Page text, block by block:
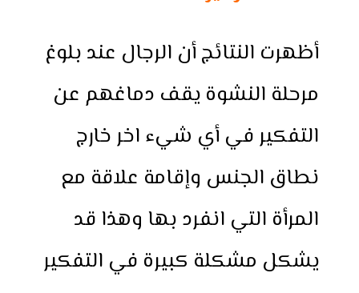
أظهرت النتائج أن الرجال عند بلوغ
مرحلة النشوة يقف دماغهم عن
التفكير في أي شيء اخر خارج
نطاق الجنس وإقامة علاقة مع
المرأة التي انفرد بها وهذا قد
يشكل مشكلة كبيرة في التفكير